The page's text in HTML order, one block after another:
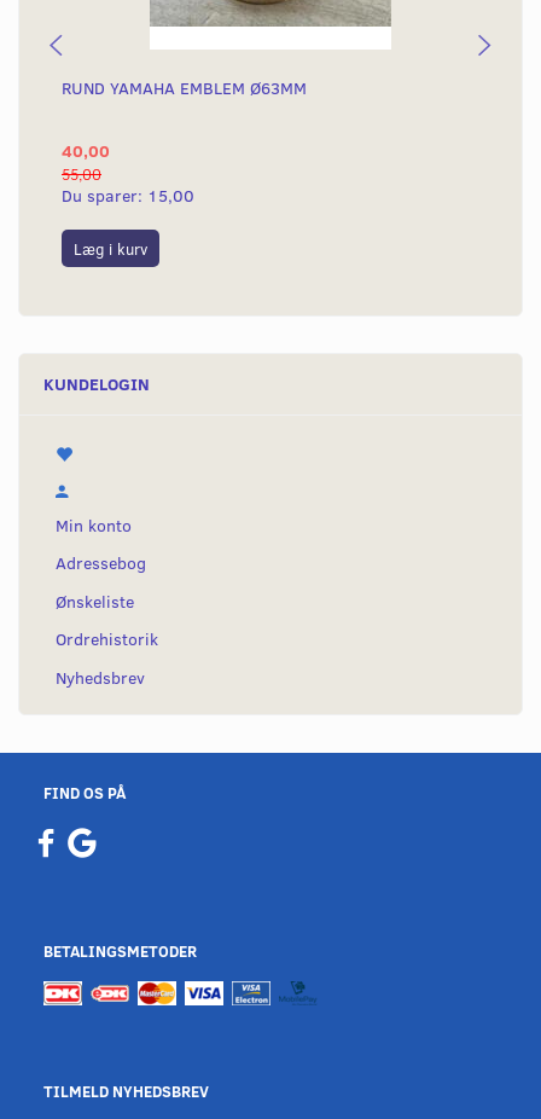
RUND YAMAHA EMBLEM Ø63MM
40,00
55,00
Du sparer: 15,00
Læg i kurv
KUNDELOGIN
Min konto
Adressebog
Ønskeliste
Ordrehistorik
Nyhedsbrev
FIND OS PÅ
BETALINGSMETODER
TILMELD NYHEDSBREV